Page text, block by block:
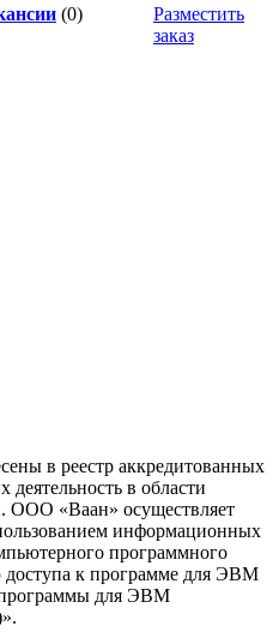
(0)
Разместить
заказ
в реестр аккредитованных
в области
ООО «Ваан» осуществляет
информационных
программного
доступа к программе для ЭВМ
программы для ЭВМ